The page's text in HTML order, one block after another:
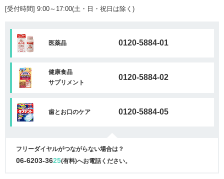
[受付時間] 9:00～17:00(土・日・祝日は除く)
医薬品 0120-5884-01
健康食品
サプリメント
0120-5884-02
歯とお口のケア 0120-5884-05
フリーダイヤルがつながらない場合は？
06-6203-3625(有料)へお電話ください。